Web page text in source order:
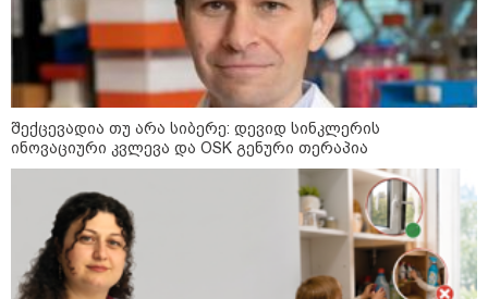
რუსული მხარის ინფორმაციით,
უკრაინამ ბელგოროდზე
დრონებით იერიში მიიტანა,
დაიღუპა სამი ადამიანი და
დაშავდა 25
მოზაიკა
შექცევადია თუ არა სიბერე: დევიდ სინკლერის
ინოვაციური კვლევა და OSK გენური თერაპია